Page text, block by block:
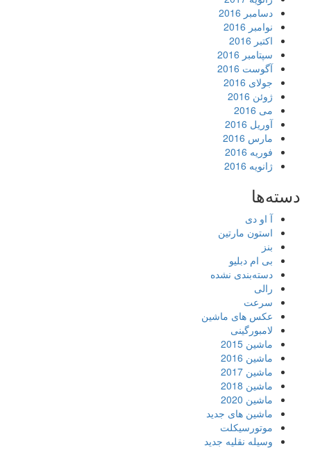
دسامبر 2016
نوامبر 2016
اکتبر 2016
سپتامبر 2016
آگوست 2016
جولای 2016
ژوئن 2016
می 2016
آوریل 2016
مارس 2016
فوریه 2016
ژانویه 2016
دسته‌ها
آ او دی
استون مارتین
بنز
بی ام دبلیو
دسته‌بندی نشده
رالی
سرعت
عکس های ماشین
لامبورگینی
ماشین 2015
ماشین 2016
ماشین 2017
ماشین 2018
ماشین 2020
ماشین های جدید
موتورسیکلت
وسیله نقلیه جدید